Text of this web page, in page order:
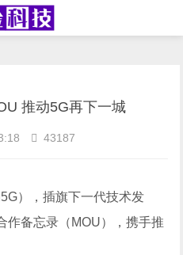
推动5G再下一城
43187
），插旗下一代技术发
作备忘录（MOU），携手推